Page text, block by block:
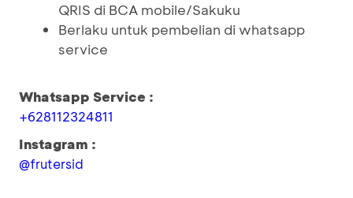
QRIS di BCA mobile/Sakuku
Berlaku untuk pembelian di whatsapp
service
Whatsapp Service :
+628112324811
Instagram :
@frutersid